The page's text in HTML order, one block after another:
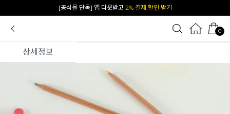
[공식몰 단독] 앱 다운받고 2% 결제 할인 받기
0
상세정보